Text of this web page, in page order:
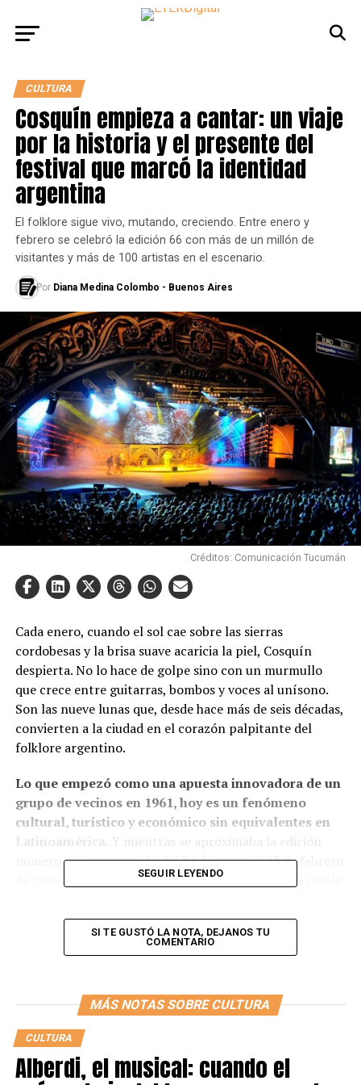
CULTURA
Cosquín empieza a cantar: un viaje
por la historia y el presente del
festival que marcó la identidad
argentina
El folklore sigue vivo, mutando, creciendo. Entre enero y
febrero se celebró la edición 66 con más de un millón de
visitantes y más de 100 artistas en el escenario.
Por Diana Medina Colombo - Buenos Aires
Créditos: Comunicación Tucumán
Cada enero, cuando el sol cae sobre las sierras
cordobesas y la brisa suave acaricia la piel, Cosquín
despierta. No lo hace de golpe sino con un murmullo
que crece entre guitarras, bombos y voces al unísono.
Son las nueve lunas que, desde hace más de seis décadas,
convierten a la ciudad en el corazón palpitante del
folklore argentino.
Lo que empezó como una apuesta innovadora de un
grupo de vecinos en 1961, hoy es un fenómeno
cultural, turístico y económico sin equivalentes en
Latinoamérica
. Y mientras se aproximaba la edición
número 66, programada del 24 de enero al 1° de febrero
de 2026, el espíritu coscoíno volvía a encenderse con la
plena Ruta 38.
SEGUIR LEYENDO
SI TE GUSTÓ LA NOTA, DEJANOS TU
COMENTARIO
MÁS NOTAS SOBRE CULTURA
CULTURA
Alberdi, el musical: cuando el